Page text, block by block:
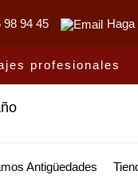
98 94 45
profesionales
Antigüedades